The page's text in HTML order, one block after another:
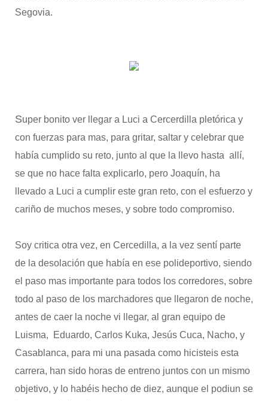
Segovia.
Super bonito ver llegar a Luci a Cercerdilla pletórica y
con fuerzas para mas, para gritar, saltar y celebrar que
había cumplido su reto, junto al que la llevo hasta allí,
se que no hace falta explicarlo, pero Joaquín, ha
llevado a Luci a cumplir este gran reto, con el esfuerzo y
cariño de muchos meses, y sobre todo compromiso.
Soy critica otra vez, en Cercedilla, a la vez sentí parte
de la desolación que había en ese polideportivo, siendo
el paso mas importante para todos los corredores, sobre
todo al paso de los marchadores que llegaron de noche,
antes de caer la noche vi llegar, al gran equipo de
Luisma, Eduardo, Carlos Kuka, Jesús Cuca, Nacho, y
Casablanca, para mi una pasada como hicisteis esta
carrera, han sido horas de entreno juntos con un mismo
objetivo, y lo habéis hecho de diez, aunque el podiun se